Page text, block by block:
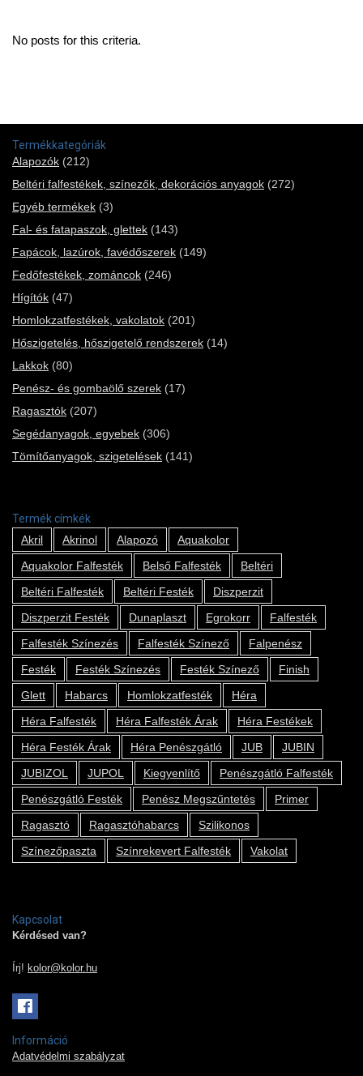
No posts for this criteria.
Termékkategóriák
Alapozók (212)
Beltéri falfestékek, színezők, dekorációs anyagok (272)
Egyéb termékek (3)
Fal- és fatapaszok, glettek (143)
Fapácok, lazúrok, favédőszerek (149)
Fedőfestékek, zománcok (246)
Hígítók (47)
Homlokzatfestékek, vakolatok (201)
Hőszigetelés, hőszigetelő rendszerek (14)
Lakkok (80)
Penész- és gombaölő szerek (17)
Ragasztók (207)
Segédanyagok, egyebek (306)
Tömítőanyagok, szigetelések (141)
Termék címkék
Akril
Akrinol Alapozó
Aquakolor
Aquakolor Falfesték
Belső Falfesték
Beltéri
Beltéri Falfesték
Beltéri Festék
Diszperzit
Diszperzit Festék
Dunaplaszt Egrokorr
Falfesték
Falfesték Színezés
Falfesték Színező
Falpenész
Festék
Festék Színezés Festék Színező
Finish
Glett
Habarcs Homlokzatfesték
Héra
Héra Falfesték
Héra Falfesték Árak
Héra Festékek
Héra Festék Árak
Héra Penészgátló JUB
JUBIN
JUBIZOL
JUPOL Kiegyenlítő
Penészgátló Falfesték
Penészgátló Festék
Penész Megszűntetés
Primer
Ragasztó
Ragasztóhabarcs
Szilikonos
Színezőpaszta
Színrekevert Falfesték Vakolat
Kapcsolat
Kérdésed van?
Írj! kolor@kolor.hu
Információ
Adatvédelmi szabályzat